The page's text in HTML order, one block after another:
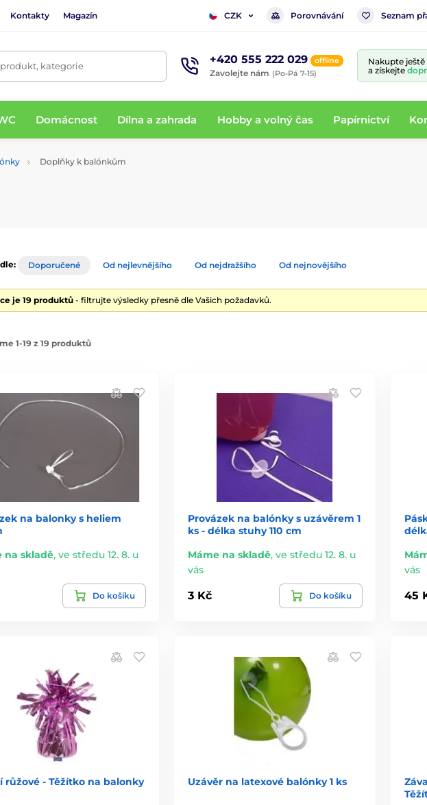
Kontakty Magazín CZK Porovnávání Seznam
kategorie +420 555 222 029 offline
Zavolejte nám (Po-Pá 7-15)
Nakupte ještě
a získejte
Domácnost Dílna a zahrada Hobby a volný čas Papírnictví
Doplňky k balónkům
Doporučené Od nejlevnějšího Od nejdražšího Od nejnovějšího
je 19 produktů - filtrujte výsledky přesně dle Vašich požadavků.
1-19 z 19 produktů
na balonky s heliem
na skladě, ve středu 12. 8. u
Do košíku
Provázek na balónky s uzávěrem 1
ks - délka stuhy 110 cm
Máme na skladě, ve středu 12. 8. u
vás
3 Kč Do košíku
vás
45
růžové - Těžítko na balonky
Uzávěr na latexové balónky 1 ks